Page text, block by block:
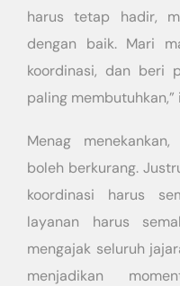
harus tetap hadir,
dengan baik. Mari
koordinasi, dan beri
paling membutuhkan,”
Menag
boleh berkurang.
koordinasi harus
layanan harus
mengajak seluruh
menjadikan